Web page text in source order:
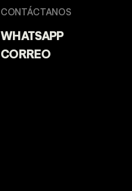
CONTÁCTANOS
WHATSAPP
CORREO